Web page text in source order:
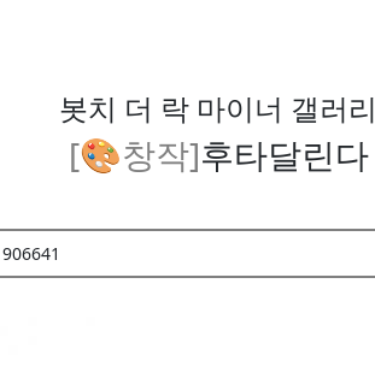
봇치 더 락 마이너 갤러리
[🎨창작]후타달린다